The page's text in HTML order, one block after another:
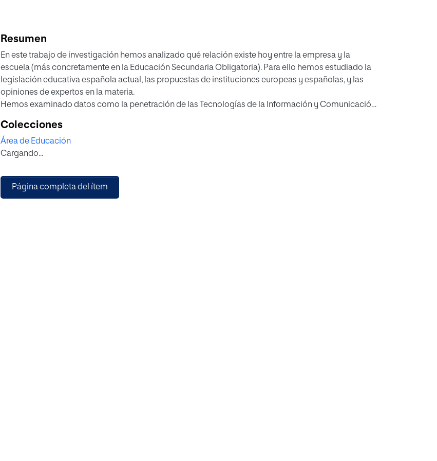
Resumen
En este trabajo de investigación hemos analizado qué relación existe hoy entre la empresa y la
escuela (más concretamente en la Educación Secundaria Obligatoria). Para ello hemos estudiado la
legislación educativa española actual, las propuestas de instituciones europeas y españolas, y las
opiniones de expertos en la materia.
Hemos examinado datos como la penetración de las Tecnologías de la Información y Comunicación
docentes con metodologías empresariales.
A partir de los resultados de la investigación, hemos desarrollado una propuesta didáctica original
basada en una metodología empresarial actual: los equipos de proyectos. Ésta la enfocamos para
mediante el software colaborativo.
Colecciones
Área de Educación
Cargando...
Página completa del ítem